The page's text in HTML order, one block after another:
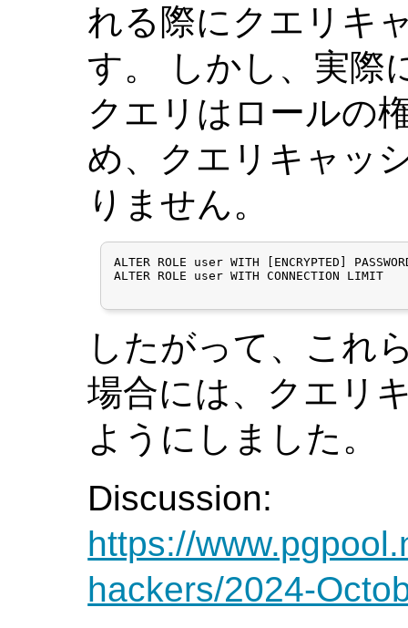
れる際にクエリキ
す。 しかし、実際
クエリはロールの
め、クエリキャッ
りません。
ALTER ROLE user WITH [ENCRYPTED]
ALTER ROLE user WITH CONNECTION LIMIT
したがって、これ
場合には、クエリ
ようにしました。
Discussion:
https://
hackers/2024-